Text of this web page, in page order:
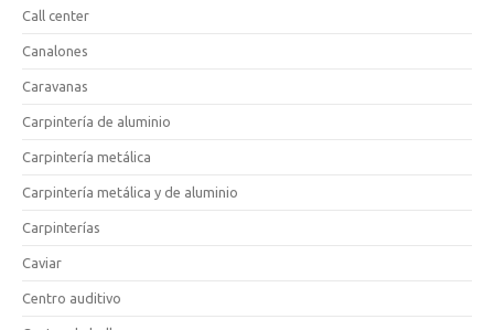
Call center
Canalones
Caravanas
Carpintería de aluminio
Carpintería metálica
Carpintería metálica y de aluminio
Carpinterías
Caviar
Centro auditivo